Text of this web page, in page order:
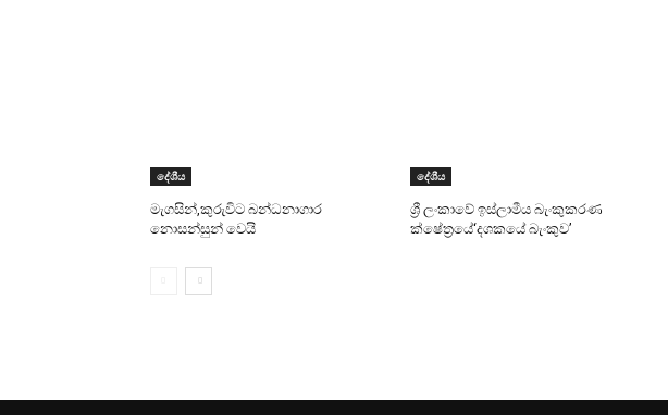
දේශීය
මැගසින්,කුරුවිට බන්ධනාගාර
නොසන්සුන් වෙයි
දේශීය
ශ්‍රී ලංකාවේ ඉස්ලාමීය බැංකුකරණ
ක්ෂේත්‍රයේ‘දශකයේ බැංකුව’